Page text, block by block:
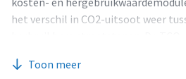
het verschil in CO2-uitsoot weer
straatstenen. De kosten van gehele
Toon meer